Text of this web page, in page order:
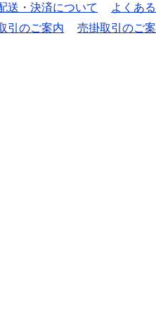
送・決済について
よくあ
引のご案内 売掛取引のご